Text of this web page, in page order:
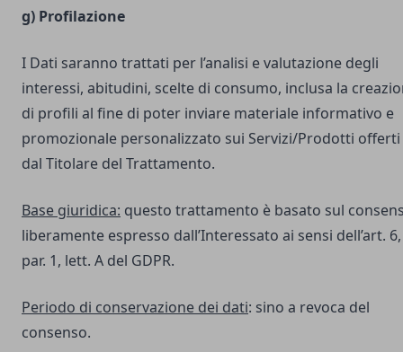
g) Profilazione
I Dati saranno trattati per l’analisi e valutazione degli
interessi, abitudini, scelte di consumo, inclusa la
di profili al fine di poter inviare materiale informativo e
promozionale personalizzato sui Servizi/Prodotti offerti
dal Titolare del Trattamento.
Base giuridica: questo trattamento è basato sul
liberamente espresso dall’Interessato ai sensi dell’art. 6,
par. 1, lett. A del GDPR.
Periodo di conservazione dei dati: sino a revoca del
consenso.